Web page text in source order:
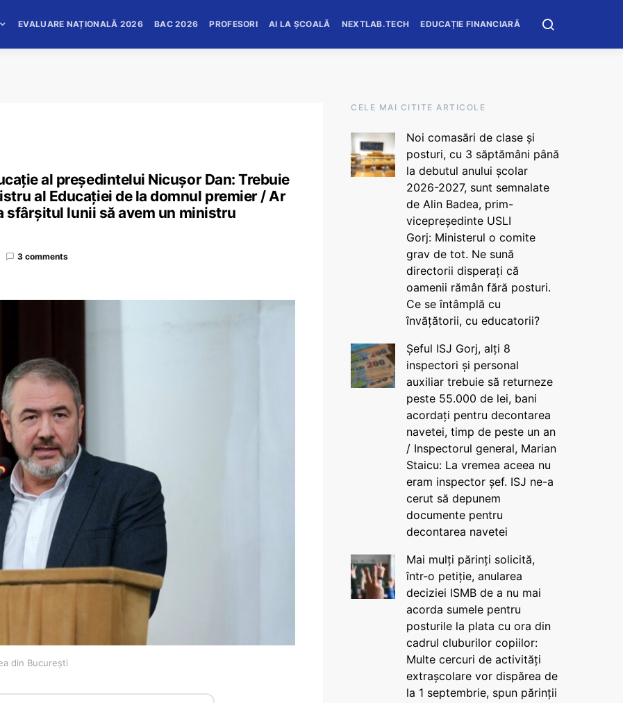
EVALUARE NAȚIONALĂ 2026 BAC 2026 PROFESORI AI LA ȘCOALĂ NEXTLAB.TECH EDUCAȚIE FINANCIARĂ
al președintelui Nicușor Dan: Trebuie
al Educației de la domnul premier / Ar
sfârșitul lunii să avem un ministru
3 comments
din București
CELE MAI CITITE ARTICOLE
Noi comasări de clase și
posturi, cu 3 săptămâni până
la debutul anului școlar
2026-2027, sunt semnalate
de Alin Badea, prim-
vicepreședinte USLI
Gorj: Ministerul o comite
grav de tot. Ne sună
directorii disperați că
oamenii rămân fără posturi.
Ce se întâmplă cu
învățătorii, cu educatorii?
Șeful ISJ Gorj, alți 8
inspectori și personal
auxiliar trebuie să returneze
peste 55.000 de lei, bani
acordați pentru decontarea
navetei, timp de peste un an
/ Inspectorul general, Marian
Staicu: La vremea aceea nu
eram inspector șef. ISJ ne-a
cerut să depunem
documente pentru
decontarea navetei
Mai mulți părinți solicită,
într-o petiție, anularea
deciziei ISMB de a nu mai
acorda sumele pentru
posturile la plata cu ora din
cadrul cluburilor copiilor:
Multe cercuri de activități
extrașcolare vor dispărea de
la 1 septembrie, spun părinții